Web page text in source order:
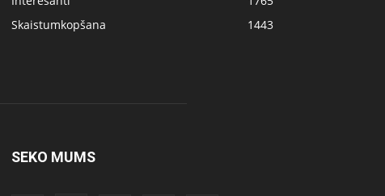
Skaistumkopšana
1443
SEKO MUMS